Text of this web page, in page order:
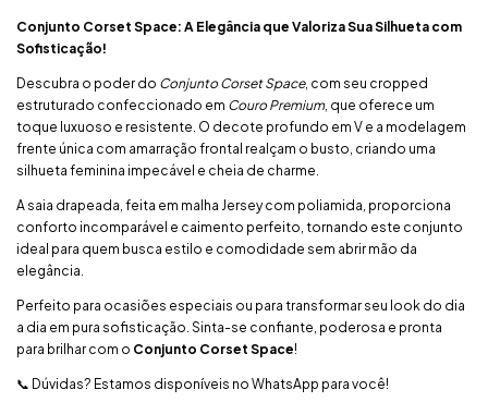
Conjunto Corset Space: A Elegância que Valoriza Sua Silhueta com
Sofisticação!
Descubra o poder do Conjunto Corset Space, com seu cropped
estruturado confeccionado em Couro Premium, que oferece um
toque luxuoso e resistente. O decote profundo em V e a modelagem
frente única com amarração frontal realçam o busto, criando uma
silhueta feminina impecável e cheia de charme.
A saia drapeada, feita em malha Jersey com poliamida, proporciona
conforto incomparável e caimento perfeito, tornando este conjunto
ideal para quem busca estilo e comodidade sem abrir mão da
elegância.
Perfeito para ocasiões especiais ou para transformar seu look do dia
a dia em pura sofisticação. Sinta-se confiante, poderosa e pronta
para brilhar com o Conjunto Corset Space!
📞 Dúvidas? Estamos disponíveis no WhatsApp para você!